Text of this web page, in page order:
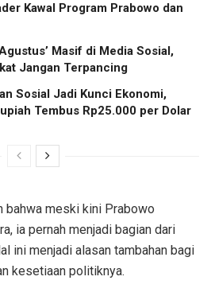
Kawal Program Prabowo dan
Masif di Media Sosial,
Jangan Terpancing
Sosial Jadi Kunci Ekonomi,
Tembus Rp25.000 per Dolar
bahwa meski kini Prabowo
ia pernah menjadi bagian dari
ini menjadi alasan tambahan bagi
kesetiaan politiknya.